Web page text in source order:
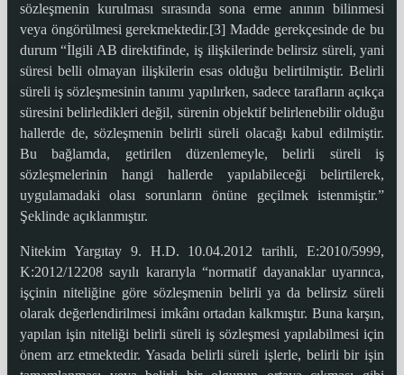
sözleşmenin kurulması sırasında sona erme anının bilinmesi
veya öngörülmesi gerekmektedir.[3] Madde gerekçesinde de bu
durum “İlgili AB direktifinde, iş ilişkilerinde belirsiz süreli, yani
süresi belli olmayan ilişkilerin esas olduğu belirtilmiştir. Belirli
süreli iş sözleşmesinin tanımı yapılırken, sadece tarafların açıkça
süresini belirledikleri değil, sürenin objektif belirlenebilir olduğu
hallerde de, sözleşmenin belirli süreli olacağı kabul edilmiştir.
Bu bağlamda, getirilen düzenlemeyle, belirli süreli iş
sözleşmelerinin hangi hallerde yapılabileceği belirtilerek,
uygulamadaki olası sorunların önüne geçilmek istenmiştir.”
Şeklinde açıklanmıştır.
Nitekim Yargıtay 9. H.D. 10.04.2012 tarihli, E:2010/5999,
K:2012/12208 sayılı kararıyla “normatif dayanaklar uyarınca,
işçinin niteliğine göre sözleşmenin belirli ya da belirsiz süreli
olarak değerlendirilmesi imkânı ortadan kalkmıştır. Buna karşın,
yapılan işin niteliği belirli süreli iş sözleşmesi yapılabilmesi için
önem arz etmektedir. Yasada belirli süreli işlerle, belirli bir işin